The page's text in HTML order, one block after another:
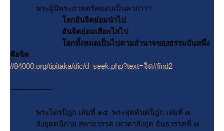
พระผู้มีพระภาคตรัสตอบเป็นคาถาว่า
ลกอันจิตย่อมนำไป
อันจิตย่อมเสือnไสไป
ลกทั้งหมดเป็นไปตามอำนาจของธรรมอันหนึ่ง
คือจิต
//84000.org/tipitaka/dic/d_seek.php?text=จิต#find2
-----------------
พระไตรปิฎก เล่มที่ ๑๕ พระสุตตันตปิฎก เล่มที่ ๗
สังยุตตนิกาย สคาถวรรค เทวตาสังยุต อันธวรรคที่ ๗